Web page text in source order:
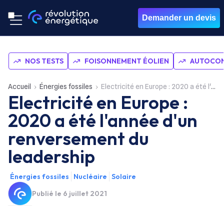
Demander un devis
NOS TESTS FOISONNEMENT ÉOLIEN
Accueil Énergies fossiles Electricité en Europe : 2020 a été l'année d'un renversement du leadership
Electricité en Europe :
2020 a été l'année d'un
renversement du
leadership
Énergies fossiles Nucléaire Solaire
Publié le 6 juillet 2021